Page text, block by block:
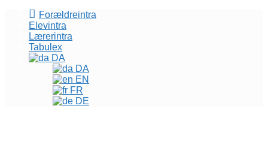
Forældreintra
Elevintra
Lærerintra
Tabulex
DA
DA
EN
FR
DE